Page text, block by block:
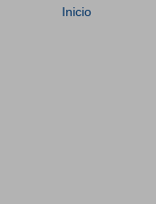
Inicio